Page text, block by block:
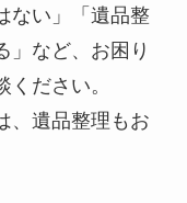
ない」「遺品整
」など、お困り
ださい。
、遺品整理もお